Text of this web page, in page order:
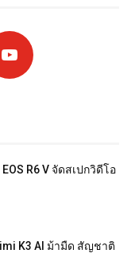
R6 V จัดสเปกวิดีโอ
K3 AI ม้ามืด สัญชาติ